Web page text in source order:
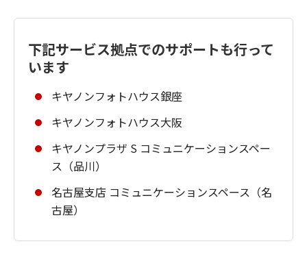
下記サービス拠点でのサポートも行って
います
キヤノンフォトハウス銀座
キヤノンフォトハウス大阪
キヤノンプラザ S コミュニケーションスペー
ス（品川）
名古屋支店 コミュニケーションスペース（名
古屋）